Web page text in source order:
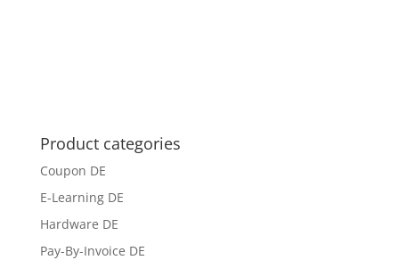
Product categories
Coupon DE
E-Learning DE
Hardware DE
Pay-By-Invoice DE